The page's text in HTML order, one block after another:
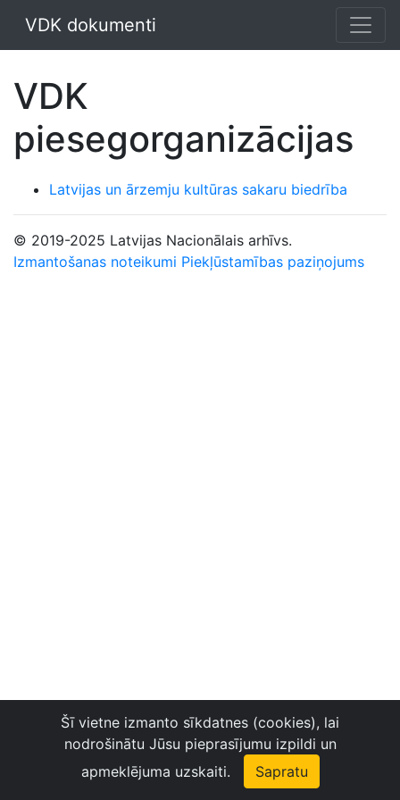
VDK dokumenti
VDK
piesegorganizācijas
Latvijas un ārzemju kultūras sakaru biedrība
© 2019-2025 Latvijas Nacionālais arhīvs.
Izmantošanas noteikumi Piekļūstamības paziņojums
Šī vietne izmanto sīkdatnes (cookies), lai
nodrošinātu Jūsu pieprasījumu izpildi un
apmeklējuma uzskaiti.
Sapratu